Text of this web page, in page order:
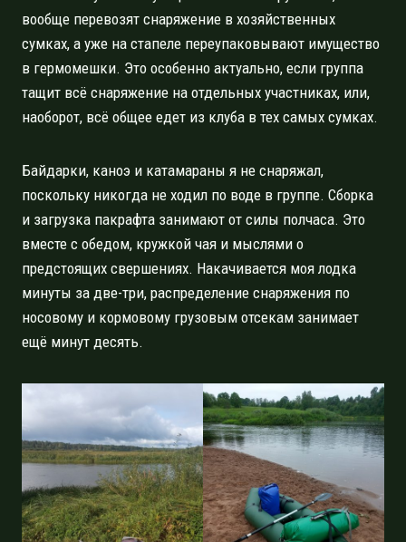
вообще перевозят снаряжение в хозяйственных
сумках, а уже на стапеле переупаковывают имущество
в гермомешки. Это особенно актуально, если группа
тащит всё снаряжение на отдельных участниках, или,
наоборот, всё общее едет из клуба в тех самых сумках.
Байдарки, каноэ и катамараны я не снаряжал,
поскольку никогда не ходил по воде в группе. Сборка
и загрузка пакрафта занимают от силы полчаса. Это
вместе с обедом, кружкой чая и мыслями о
предстоящих свершениях. Накачивается моя лодка
минуты за две-три, распределение снаряжения по
носовому и кормовому грузовым отсекам занимает
ещё минут десять.